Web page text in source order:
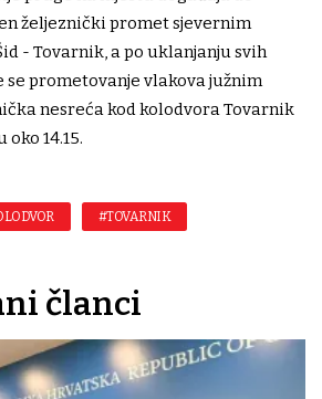
željeznički promet sjevernim
- Tovarnik, a po uklanjanju svih
se prometovanje vlakova južnim
nesreća kod kolodvora Tovarnik
14.15.
#TOVARNIK
članci